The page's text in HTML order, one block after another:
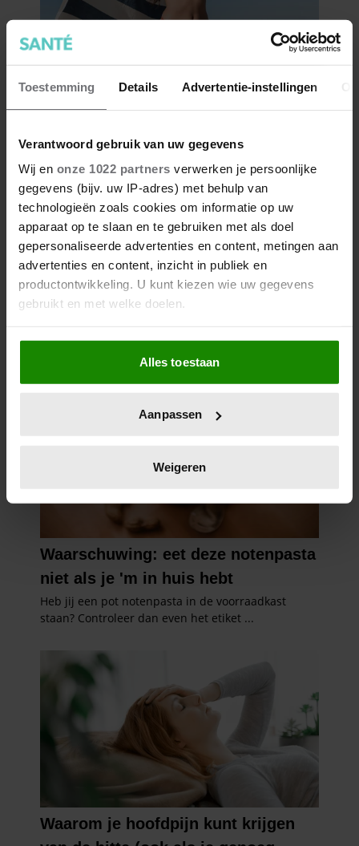
Toestemming Details Advertentie-instellingen
Verantwoord gebruik van uw gegevens
Wij en onze 1022 partners verwerken je persoonlijke
gegevens (bijv. uw IP-adres) met behulp van
technologieën zoals cookies om informatie op uw
apparaat op te slaan en te gebruiken met als doel
gepersonaliseerde advertenties en content, metingen aan
advertenties en content, inzicht in publiek en
productontwikkeling. U kunt kiezen wie uw gegevens
gebruikt en met welke doelen.
Als u het toestaat, willen we ook graag:
Informatie verzamelen over uw geografische
locatie, die tot een paar meter nauwkeurig kan zijn
scannen op specifieke eigenschappen (fingerprinting)
verwerkt en stel uw voorkeuren in het
intrekken in de Cookieverklaring.
We gebruiken cookies om content en advertenties te
personaliseren, om functies voor social media te bieden
en om ons websiteverkeer te analyseren. Ook delen we
informatie over uw gebruik van onze site met onze
partners voor social media, adverteren en analyse. Deze
informatie die u aan ze heeft verstrekt of die ze hebben
verzameld op basis van uw gebruik van hun services. U
gaat akkoord met onze cookies als u onze website blijft
gebruiken.
Alles toestaan
Aanpassen
Weigeren